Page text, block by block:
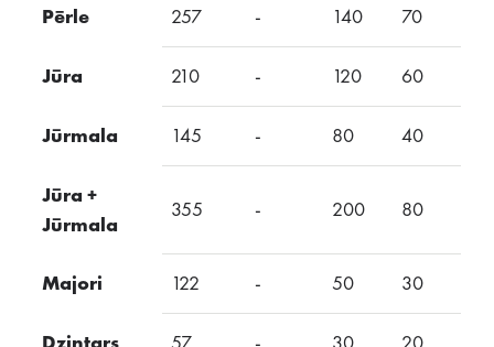
Pērle 257 - 140 70
Jūra 210 - 120 60
Jūrmala 145 - 80 40
Jūra +
Jūrmala
355 - 200 80
Majori 122 - 50 30